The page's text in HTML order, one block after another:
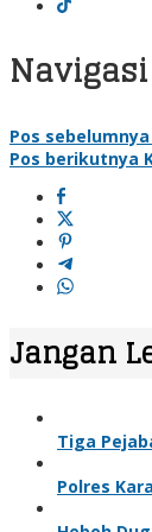
Pos sebelumnya
Pos berikutnya
Jangan
Tiga
Polres